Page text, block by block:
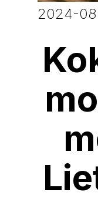
2024-